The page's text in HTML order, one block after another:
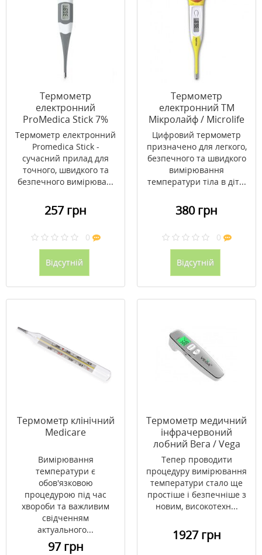
Термометр
електронний
ProMedica Stick 7%
Термометр електронний
Promedica Stick -
сучасний прилад для
точного, швидкого та
безпечного вимірюва...
257 грн
0
Відсутній
Термометр
електронний ТМ
Мікролайф / Microlife
МТ-700
Цифровий термометр
призначено для легкого,
безпечного та швидкого
вимірювання
температури тіла в діт...
380 грн
0
Відсутній
Термометр клінічний
Medicare
Вимірювання
температури є
обов'язковою
процедурою під час
хвороби та важливим
свідченням
актуального...
97 грн
Термометр медичний
інфрачервоний
лобний Вега / Vega
NC600
Тепер проводити
процедуру вимірювання
температури стало ще
простіше і безпечніше з
новим, високотехн...
1927 грн